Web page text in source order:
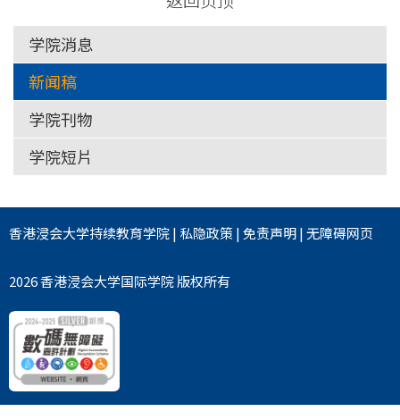
学院消息
新闻稿
学院刊物
学院短片
香港浸会大学持续教育学院| 私隐政策|免责声明|无障碍网页
2026 香港浸会大学国际学院 版权所有